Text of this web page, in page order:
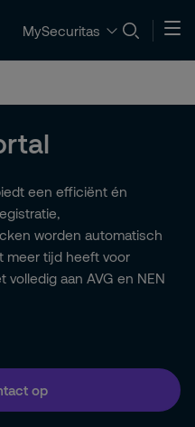
MySecuritas
een efficiënt én
worden automatisch
meer tijd heeft voor
aan AVG en NEN
op